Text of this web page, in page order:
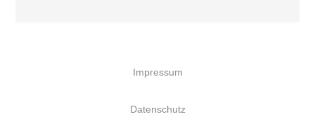
Impressum
Datenschutz